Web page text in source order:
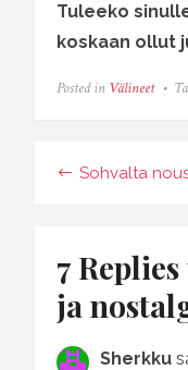
Tuleeko
koskaan ollut
Posted in Välineet
Sohvalta
7 Replies
ja
Sherkku